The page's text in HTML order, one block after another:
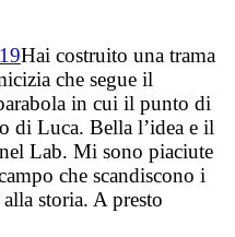
Hai costruito una trama
che segue il
in cui il punto di
di Luca. Bella l’idea e il
Lab. Mi sono piaciute
che scandiscono i
storia. A presto